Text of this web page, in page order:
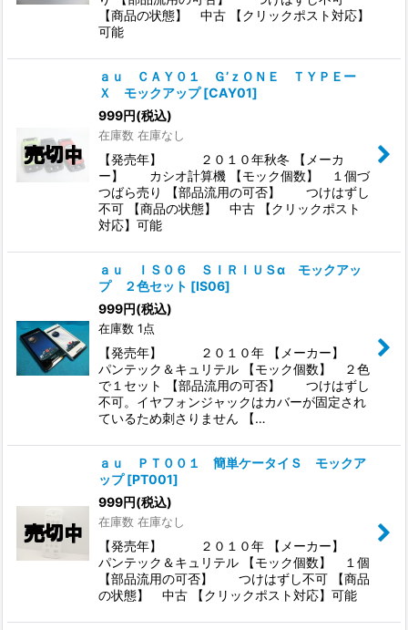
【商品の状態】 中古 【クリックポスト対応】
可能
ａｕ ＣＡＹ０１ Ｇ’ｚＯＮＥ ＴＹＰＥー
Ｘ モックアップ [CAY01]
999円(税込)
在庫数 在庫なし
【発売年】 ２０１０年秋冬 【メーカ
ー】 カシオ計算機 【モック個数】 １個づ
つばら売り 【部品流用の可否】 つけはずし
不可 【商品の状態】 中古 【クリックポスト
対応】可能
ａｕ ＩＳ０６ ＳＩＲＩＵＳα モックアッ
プ ２色セット [IS06]
999円(税込)
在庫数 1点
【発売年】 ２０１０年 【メーカー】
パンテック＆キュリテル 【モック個数】 ２色
で１セット 【部品流用の可否】 つけはずし
不可。イヤフォンジャックはカバーが固定され
ているため刺さりません 【…
ａｕ ＰＴ００１ 簡単ケータイＳ モックア
ップ [PT001]
999円(税込)
在庫数 在庫なし
【発売年】 ２０１０年 【メーカー】
パンテック＆キュリテル 【モック個数】 １個
【部品流用の可否】 つけはずし不可 【商品
の状態】 中古 【クリックポスト対応】可能